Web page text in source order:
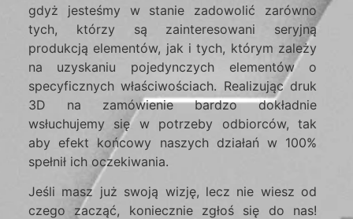
gdyż jesteśmy w stanie zadowolić zarówno
tych, którzy są zainteresowani seryjną
produkcją elementów, jak i tych, którym zależy
na uzyskaniu pojedynczych elementów o
specyficznych właściwościach. Realizując druk
3D na zamówienie bardzo dokładnie
wsłuchujemy się w potrzeby odbiorców, tak
aby efekt końcowy naszych działań w 100%
spełnił ich oczekiwania.
Jeśli masz już swoją wizję, lecz nie wiesz od
czego zacząć, koniecznie zgłoś się do nas!